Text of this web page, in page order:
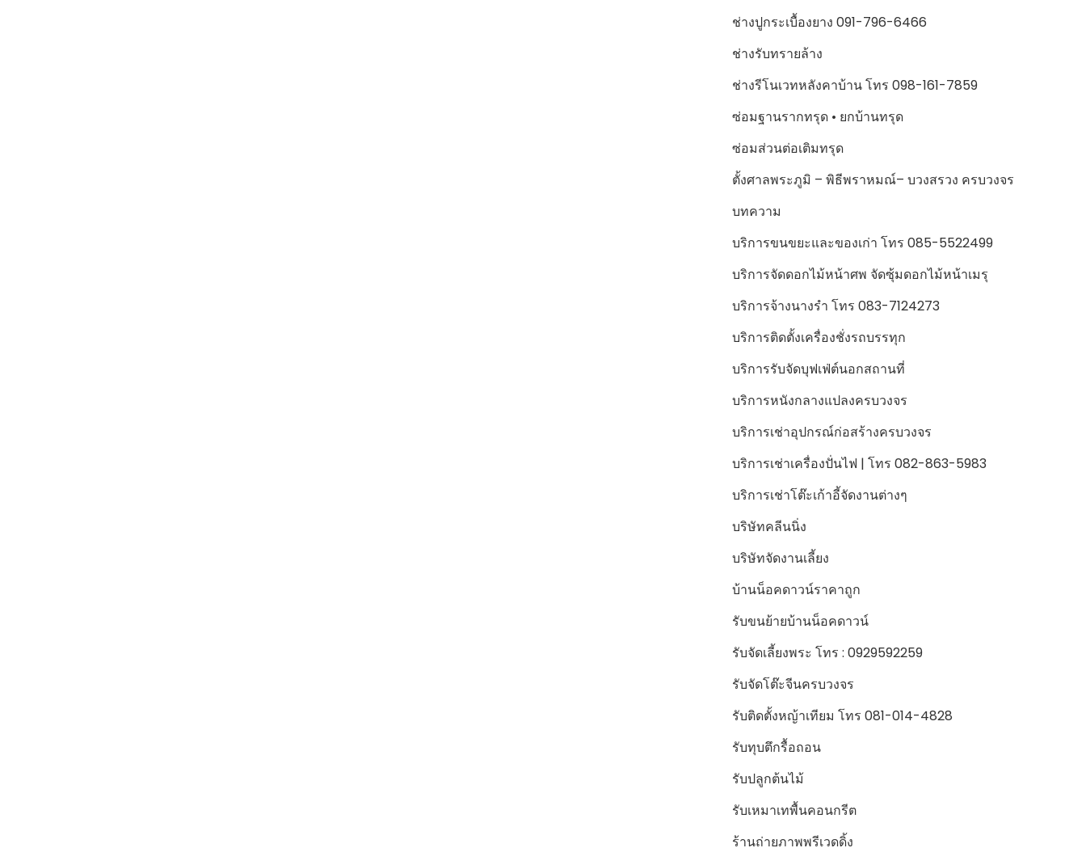
ช่างปูกระเบื้องยาง 091-796-6466
ช่างรับทรายล้าง
ช่างรีโนเวทหลังคาบ้าน โทร 098-161-7859
ซ่อมฐานรากทรุด • ยกบ้านทรุด
ซ่อมส่วนต่อเติมทรุด
ตั้งศาลพระภูมิ – พิธีพราหมณ์– บวงสรวง ครบวงจร
บทความ
บริการขนขยะและของเก่า โทร 085-5522499
บริการจัดดอกไม้หน้าศพ จัดซุ้มดอกไม้หน้าเมรุ
บริการจ้างนางรำ โทร 083-7124273
บริการติดตั้งเครื่องชั่งรถบรรทุก
บริการรับจัดบุฟเฟ่ต์นอกสถานที่
บริการหนังกลางแปลงครบวงจร
บริการเช่าอุปกรณ์ก่อสร้างครบวงจร
บริการเช่าเครื่องปั่นไฟ | โทร 082-863-5983
บริการเช่าโต๊ะเก้าอี้จัดงานต่างๆ
บริษัทคลีนนิ่ง
บริษัทจัดงานเลี้ยง
บ้านน็อคดาวน์ราคาถูก
รับขนย้ายบ้านน็อคดาวน์
รับจัดเลี้ยงพระ โทร : 0929592259
รับจัดโต๊ะจีนครบวงจร
รับติดตั้งหญ้าเทียม โทร 081-014-4828
รับทุบตึกรื้อถอน
รับปลูกต้นไม้
รับเหมาเทพื้นคอนกรีต
ร้านถ่ายภาพพรีเวดดิ้ง